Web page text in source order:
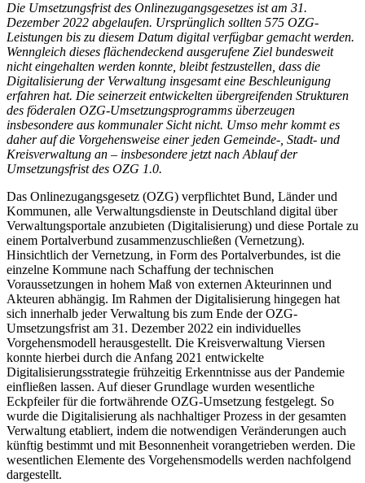
Die Umsetzungsfrist des Onlinezugangsgesetzes ist am 31.
Dezember 2022 abgelaufen. Ursprünglich sollten 575 OZG-
Leistungen bis zu diesem Datum digital verfügbar gemacht werden.
Wenngleich dieses flächendeckend ausgerufene Ziel bundesweit
nicht eingehalten werden konnte, bleibt festzustellen, dass die
Digitalisierung der Verwaltung insgesamt eine Beschleunigung
erfahren hat. Die seinerzeit entwickelten übergreifenden Strukturen
des föderalen OZG-Umsetzungsprogramms überzeugen
insbesondere aus kommunaler Sicht nicht. Umso mehr kommt es
daher auf die Vorgehensweise einer jeden Gemeinde-, Stadt- und
Kreisverwaltung an – insbesondere jetzt nach Ablauf der
Umsetzungsfrist des OZG 1.0.
Das Onlinezugangsgesetz (OZG) verpflichtet Bund, Länder und
Kommunen, alle Verwaltungsdienste in Deutschland digital über
Verwaltungsportale anzubieten (Digitalisierung) und diese Portale zu
einem Portalverbund zusammenzuschließen (Vernetzung).
Hinsichtlich der Vernetzung, in Form des Portalverbundes, ist die
einzelne Kommune nach Schaffung der technischen
Voraussetzungen in hohem Maß von externen Akteurinnen und
Akteuren abhängig. Im Rahmen der Digitalisierung hingegen hat
sich innerhalb jeder Verwaltung bis zum Ende der OZG-
Umsetzungsfrist am 31. Dezember 2022 ein individuelles
Vorgehensmodell herausgestellt. Die Kreisverwaltung Viersen
konnte hierbei durch die Anfang 2021 entwickelte
Digitalisierungsstrategie frühzeitig Erkenntnisse aus der Pandemie
einfließen lassen. Auf dieser Grundlage wurden wesentliche
Eckpfeiler für die fortwährende OZG-Umsetzung festgelegt. So
wurde die Digitalisierung als nachhaltiger Prozess in der gesamten
Verwaltung etabliert, indem die notwendigen Veränderungen auch
künftig bestimmt und mit Besonnenheit vorangetrieben werden. Die
wesentlichen Elemente des Vorgehensmodells werden nachfolgend
dargestellt.